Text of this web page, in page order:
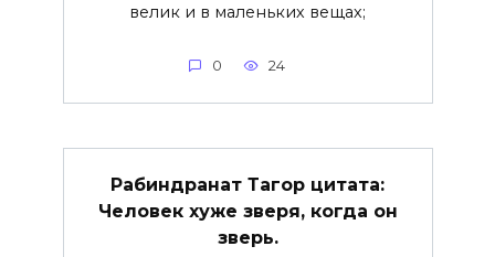
велик и в маленьких вещах;
0 24
Рабиндранат Тагор цитата:
Человек хуже зверя, когда он
зверь.